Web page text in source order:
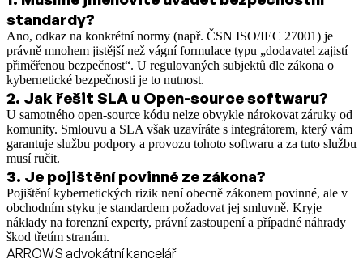
standardy?
Ano, odkaz na konkrétní normy (např. ČSN ISO/IEC 27001) je
právně mnohem jistější než vágní formulace typu „dodavatel zajistí
přiměřenou bezpečnost“. U regulovaných subjektů dle zákona o
kybernetické bezpečnosti je to nutnost.
2. Jak řešit SLA u Open-source softwaru?
U samotného open-source kódu nelze obvykle nárokovat záruky od
komunity. Smlouvu a SLA však uzavíráte s integrátorem, který vám
garantuje službu podpory a provozu tohoto softwaru a za tuto službu
musí ručit.
3. Je pojištění povinné ze zákona?
Pojištění kybernetických rizik není obecně zákonem povinné, ale v
obchodním styku je standardem požadovat jej smluvně. Kryje
náklady na forenzní experty, právní zastoupení a případné náhrady
škod třetím stranám.
ARROWS advokátní kancelář